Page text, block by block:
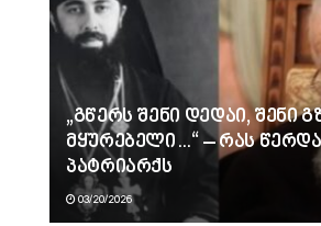
„გწერს შენი დედაი, შენი
მყურებელი…“ – რას
პატრიარქს
03/20/2026